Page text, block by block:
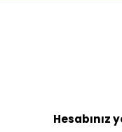
Hesabınız